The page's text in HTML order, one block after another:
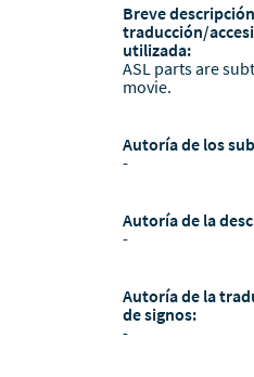
Breve
traducción/
utilizada:
ASL parts are
movie.
Autoría de los
-
Autoría de la
-
Autoría de la
de signos:
-